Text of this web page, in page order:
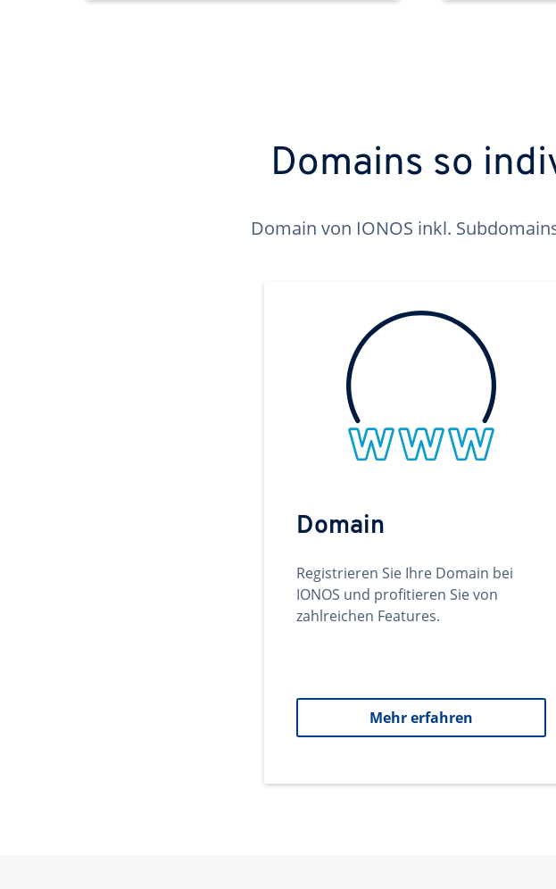
Domains so
Domain von IONOS inkl.
Domain
Registrieren Sie Ihre Domain bei
IONOS und profitieren Sie von
zahlreichen Features.
Mehr erfahren